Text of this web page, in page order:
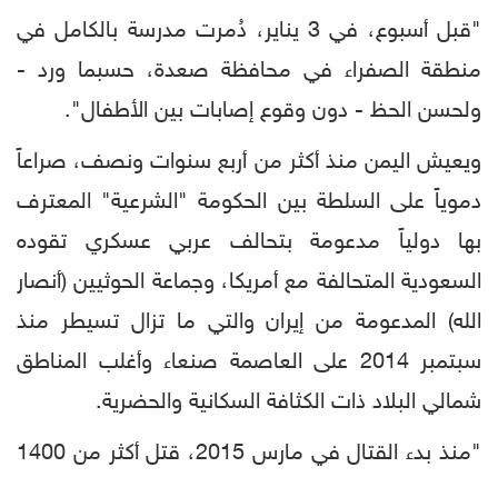
"قبل أسبوع، في 3 يناير، دُمرت مدرسة بالكامل في
منطقة الصفراء في محافظة صعدة، حسبما ورد -
ولحسن الحظ - دون وقوع إصابات بين الأطفال".
ويعيش اليمن منذ أكثر من أربع سنوات ونصف، صراعاً
دموياً على السلطة بين الحكومة "الشرعية" المعترف
بها دولياً مدعومة بتحالف عربي عسكري تقوده
السعودية المتحالفة مع أمريكا، وجماعة الحوثيين (أنصار
الله) المدعومة من إيران والتي ما تزال تسيطر منذ
سبتمبر 2014 على العاصمة صنعاء وأغلب المناطق
شمالي البلاد ذات الكثافة السكانية والحضرية.
"منذ بدء القتال في مارس 2015، قتل أكثر من 1400